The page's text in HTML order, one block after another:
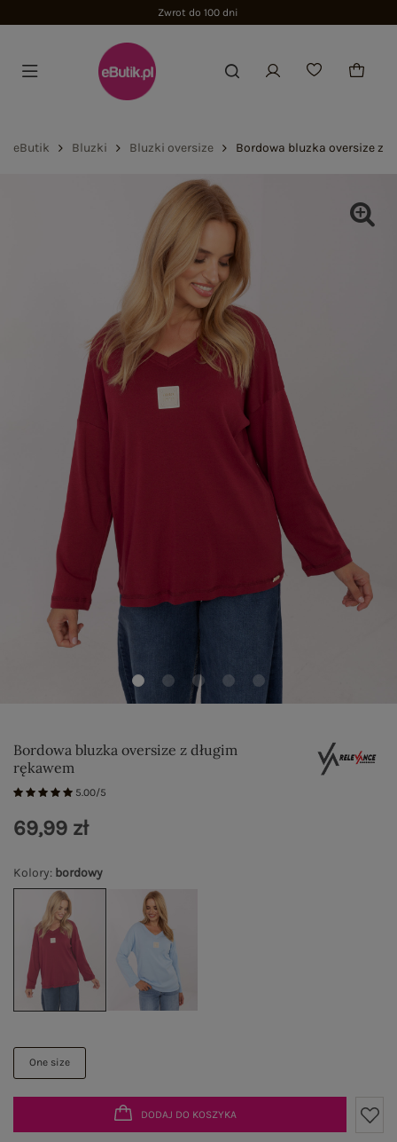
Zwrot do 100 dni
eButik Bluzki Bluzki oversize Bordowa bluzka oversize z
Bordowa bluzka oversize z długim
rękawem
5.00/5
Kolory: bordowy
One size
69,99 zł
DODAJ DO KOSZYKA